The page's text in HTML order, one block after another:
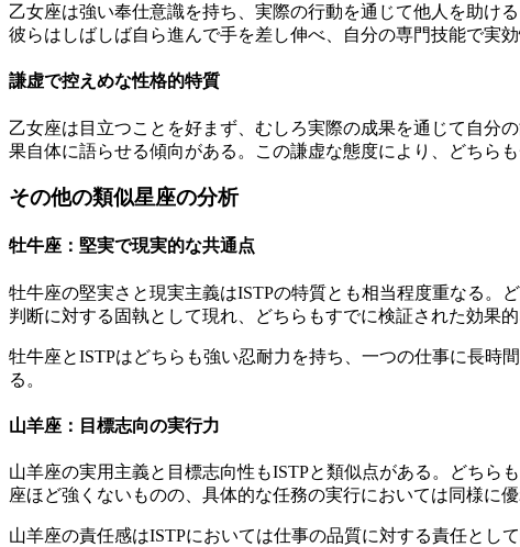
乙女座は強い奉仕意識を持ち、実際の行動を通じて他人を助け
彼らはしばしば自ら進んで手を差し伸べ、自分の専門技能で実
謙虚で控えめな性格的特質
乙女座は目立つことを好まず、むしろ実際の成果を通じて自分
果自体に語らせる傾向がある。この謙虚な態度により、どちら
その他の類似星座の分析
牡牛座：堅実で現実的な共通点
牡牛座の堅実さと現実主義はISTPの特質とも相当程度重なる。
判断に対する固執として現れ、どちらもすでに検証された効果
牡牛座とISTPはどちらも強い忍耐力を持ち、一つの仕事に長時
る。
山羊座：目標志向の実行力
山羊座の実用主義と目標志向性もISTPと類似点がある。どちら
座ほど強くないものの、具体的な任務の実行においては同様に優
山羊座の責任感はISTPにおいては仕事の品質に対する責任とし